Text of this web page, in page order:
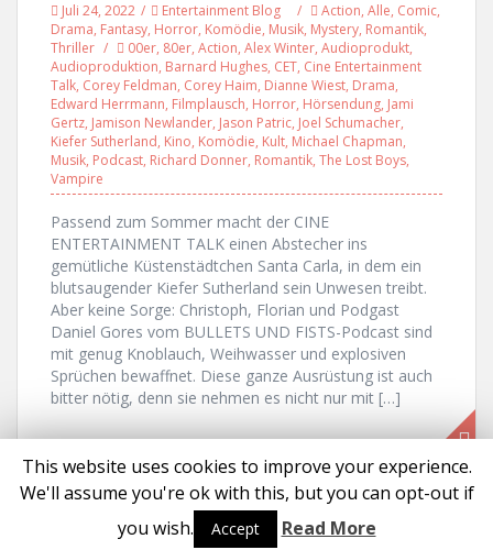
Juli 24, 2022 Entertainment Blog Action, Alle, Comic,
Drama, Fantasy, Horror, Komödie, Musik, Mystery, Romantik,
Thriller
00er, 80er, Action, Alex Winter, Audioprodukt,
Audioproduktion, Barnard Hughes, CET, Cine Entertainment
Talk, Corey Feldman, Corey Haim, Dianne Wiest, Drama,
Edward Herrmann, Filmplausch, Horror, Hörsendung, Jami
Gertz, Jamison Newlander, Jason Patric, Joel Schumacher,
Kiefer Sutherland, Kino, Komödie, Kult, Michael Chapman,
Musik, Podcast, Richard Donner, Romantik, The Lost Boys,
Vampire
Passend zum Sommer macht der CINE
ENTERTAINMENT TALK einen Abstecher ins
gemütliche Küstenstädtchen Santa Carla, in dem ein
blutsaugender Kiefer Sutherland sein Unwesen treibt.
Aber keine Sorge: Christoph, Florian und Podgast
Daniel Gores vom BULLETS UND FISTS-Podcast sind
mit genug Knoblauch, Weihwasser und explosiven
Sprüchen bewaffnet. Diese ganze Ausrüstung ist auch
bitter nötig, denn sie nehmen es nicht nur mit […]
Proudly powered by WordPress |Theme: Solon by aThemes
This website uses cookies to improve your experience.
We'll assume you're ok with this, but you can opt-out if
you wish.
Accept Read More